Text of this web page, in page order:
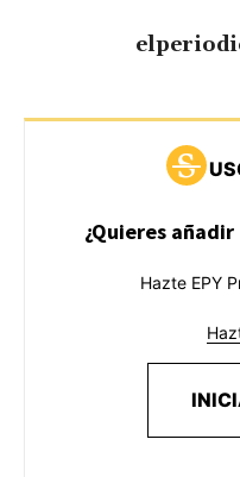
¿Quieres
Hazte EPY